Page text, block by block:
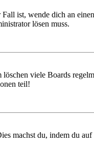
ist, wende dich an
lösen muss.
viele Boards
teil!
machst du, indem du